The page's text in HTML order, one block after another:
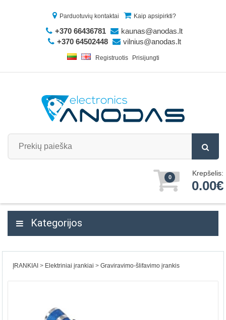
Parduotuvių kontaktai Kaip apsipirkti?
+370 66436781
kaunas@anodas.lt
+370 64502448
vilnius@anodas.lt
Registruotis Prisijungti
0 Krepšelis:
0.00€
Kategorijos
ĮRANKIAI Elektriniai įrankiai Graviravimo-šlifavimo įrankis